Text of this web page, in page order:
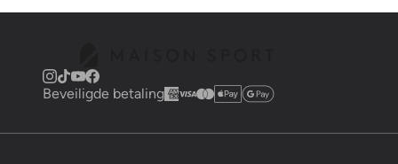
Beveiligde betaling